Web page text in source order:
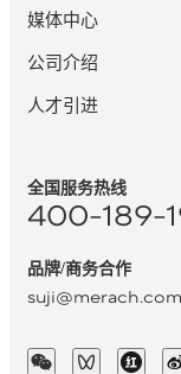
媒体中心
公司介绍
人才引进
全国服务热线
400-189-
品牌/商务合作
suji@merach.com